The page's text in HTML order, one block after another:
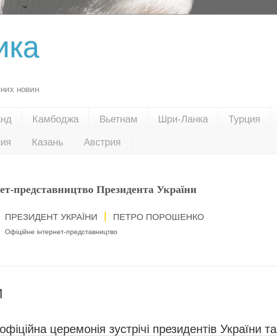
новин
Камбоджа Вьетнам Шри-Ланка Турция
Казань Австрия
представництво Президента України
ПРЕЗИДЕНТ УКРАЇНИ ПЕТРО ПОРОШЕНКО
Офіційне інтернет-представництво
церемонія зустрічі президентів України та